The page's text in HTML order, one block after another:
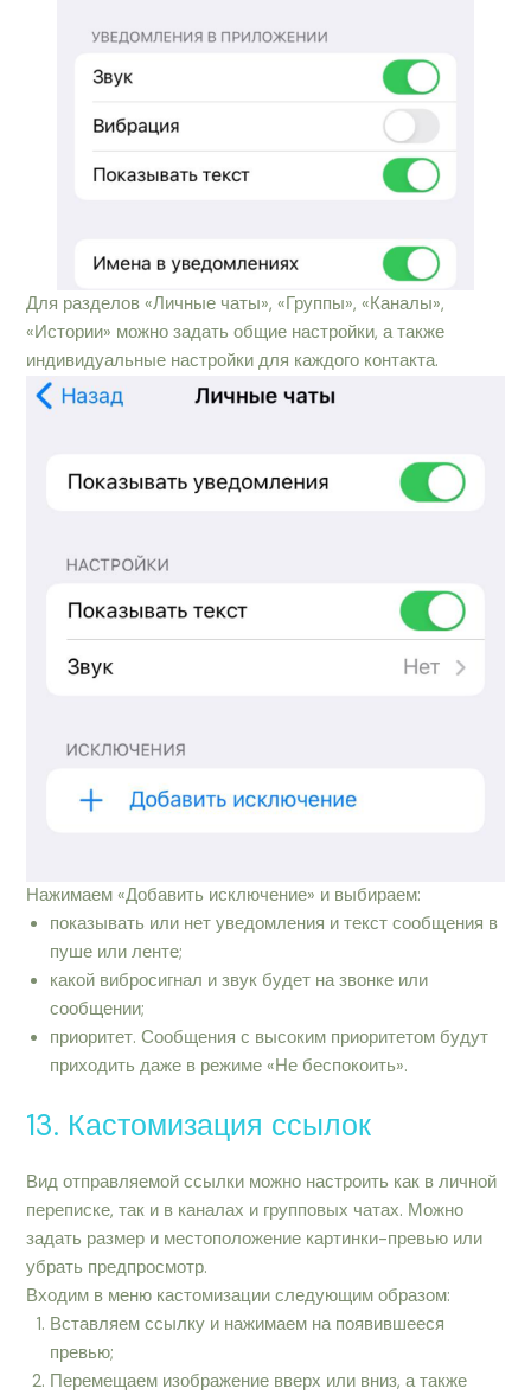
Для разделов «Личные чаты», «Группы», «Каналы»,
«Истории» можно задать общие настройки, а также
индивидуальные настройки для каждого контакта.
Нажимаем «Добавить исключение» и выбираем:
показывать или нет уведомления и текст сообщения в
пуше или ленте;
какой вибросигнал и звук будет на звонке или
сообщении;
приоритет. Сообщения с высоким приоритетом будут
приходить даже в режиме «Не беспокоить».
13. Кастомизация ссылок
Вид отправляемой ссылки можно настроить как в личной
переписке, так и в каналах и групповых чатах. Можно
задать размер и местоположение картинки-превью или
убрать предпросмотр.
Входим в меню кастомизации следующим образом:
Вставляем ссылку и нажимаем на появившееся
превью;
Перемещаем изображение вверх или вниз, а также